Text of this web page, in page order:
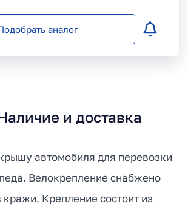
аналог
и доставка
автомобиля для перевозки
Велокрепление снабжено
Крепление состоит из